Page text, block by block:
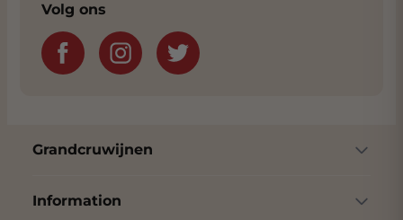
Volg ons
Grandcruwijnen
Information